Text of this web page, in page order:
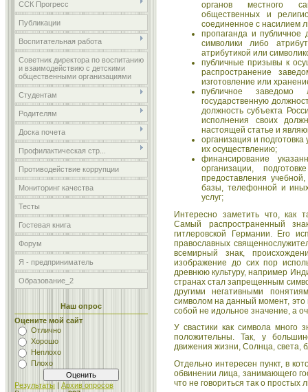
ССК Прогресс
Публикации
Воспитательная работа
Советник директора по воспитанию
и взаимодействию с детскими
общественными организациями
Студентам
Родителям
Доска почета
Профилактическая стр...
Противодействие коррупции
Мониторинг качества
Тесты
Гостевая книга
Форум
Я - предприниматель
Образование_2
Наш опрос
Оцените мой сайт
Отлично
Хорошо
Неплохо
Плохо
Результаты | Архив опросов
органов местного
общественных и
соединенное с насилием
пропаганда и публичное
символики либо
атрибутикой или
публичные призывы к
распространение
изготовление или
публичное
государственную
должность субъекта
исполнения своих
настоящей статье и
организация и
их осуществлению;
финансирование
организации,
предоставления
базы, телефонной и
услуг;
Интересно заметить что, как
Самый распространенный
гитлеровской Германии. Его
православных
всемирный знак,
изображение до сих пор
древнюю культуру, например
странах стал запрещенным
другими негативными
символом на данный момент, это
собой не идольное значение, а
У свастики как символа много
положительны. Так, у
движения жизни, Солнца, света,
Отдельно интересен пункт, в
обвинении лица, занимающего
что не говориться так о простых